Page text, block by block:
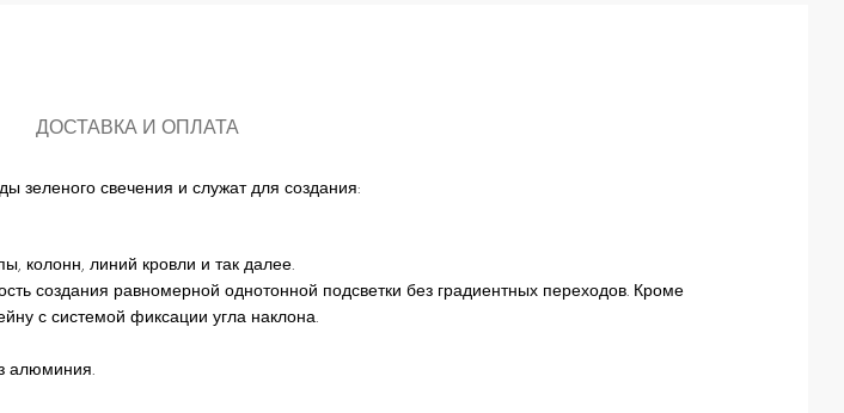
ДОСТАВКА И ОПЛАТА
зеленого свечения и служат для создания:
колонн, линий кровли и так далее.
создания равномерной однотонной подсветки без градиентных переходов. Кроме
с системой фиксации угла наклона.
алюминия.